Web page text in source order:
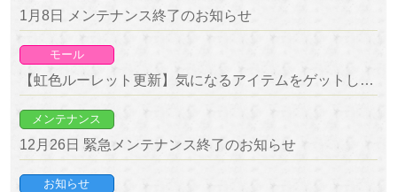
1月8日 メンテナンス終了のお知らせ
モール
【虹色ルーレット更新】気になるアイテムをゲットしよう！復刻ルーレット開催！
メンテナンス
12月26日 緊急メンテナンス終了のお知らせ
お知らせ